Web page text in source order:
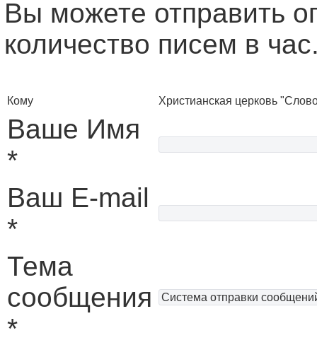
Вы можете отправить
количество писем в
Кому Христианская церковь
Ваше Имя
*
Ваш E-mail
*
Тема
сообщения
*